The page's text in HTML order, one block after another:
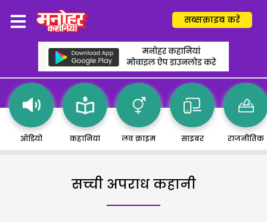
सब्सक्राइब करें
ऑडियो कहानियां लव क्राइम साइबर राजनीतिक
सच्ची अपराध कहानी